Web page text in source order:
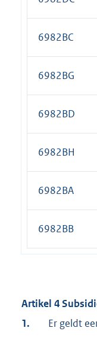
6982BC
6982BG
6982BD
6982BH
6982BA
6982BB
Artikel 4
1.
Er geldt